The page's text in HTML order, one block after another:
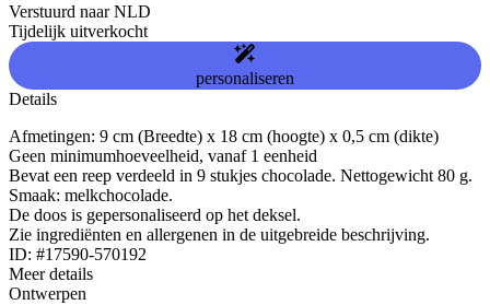
Verstuurd naar NLD
Tijdelijk uitverkocht
personaliseren
Details
Afmetingen: 9 cm (Breedte) x 18 cm (hoogte) x 0,5 cm (dikte)
Geen minimumhoeveelheid, vanaf 1 eenheid
Bevat een reep verdeeld in 9 stukjes chocolade. Nettogewicht 80 g.
Smaak: melkchocolade.
De doos is gepersonaliseerd op het deksel.
Zie ingrediënten en allergenen in de uitgebreide beschrijving.
ID: #17590-570192
Meer details
Ontwerpen